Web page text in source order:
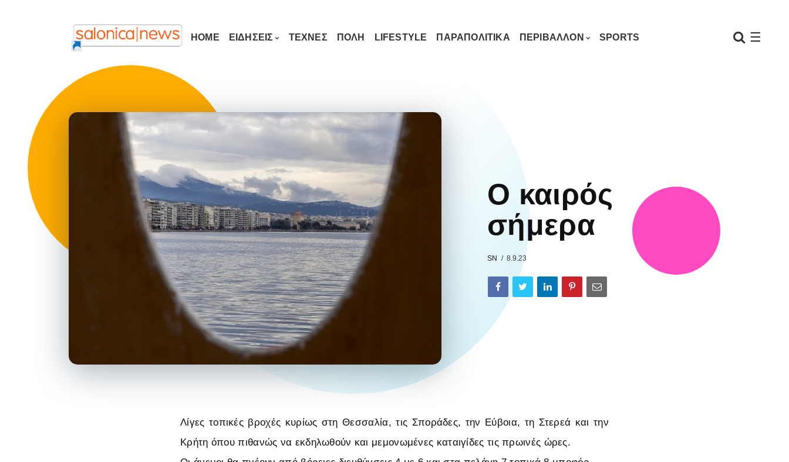
☰
HOME ΕΙΔΗΣΕΙΣ ΤΕΧΝΕΣ ΠΟΛΗ LIFESTYLE ΠΑΡΑΠΟΛΙΤΙΚΑ ΠΕΡΙΒΑΛΛΟΝ SPORTS
Ο καιρός
σήμερα
SN 8.9.23
Λίγες τοπικές βροχές κυρίως στη Θεσσαλία, τις Σποράδες, την Εύβοια, τη Στερεά και την
Κρήτη όπου πιθανώς να εκδηλωθούν και μεμονωμένες καταιγίδες τις πρωινές ώρες.